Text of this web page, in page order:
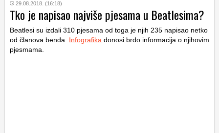
29.08.2018. (16:18)
Tko je napisao najviše pjesama u Beatlesima?
Beatlesi su izdali 310 pjesama od toga je njih 235 napisao netko
od članova benda. Infografika donosi brdo informacija o njihovim
pjesmama.